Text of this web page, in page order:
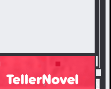
EGGMAN #32 EGGMAN